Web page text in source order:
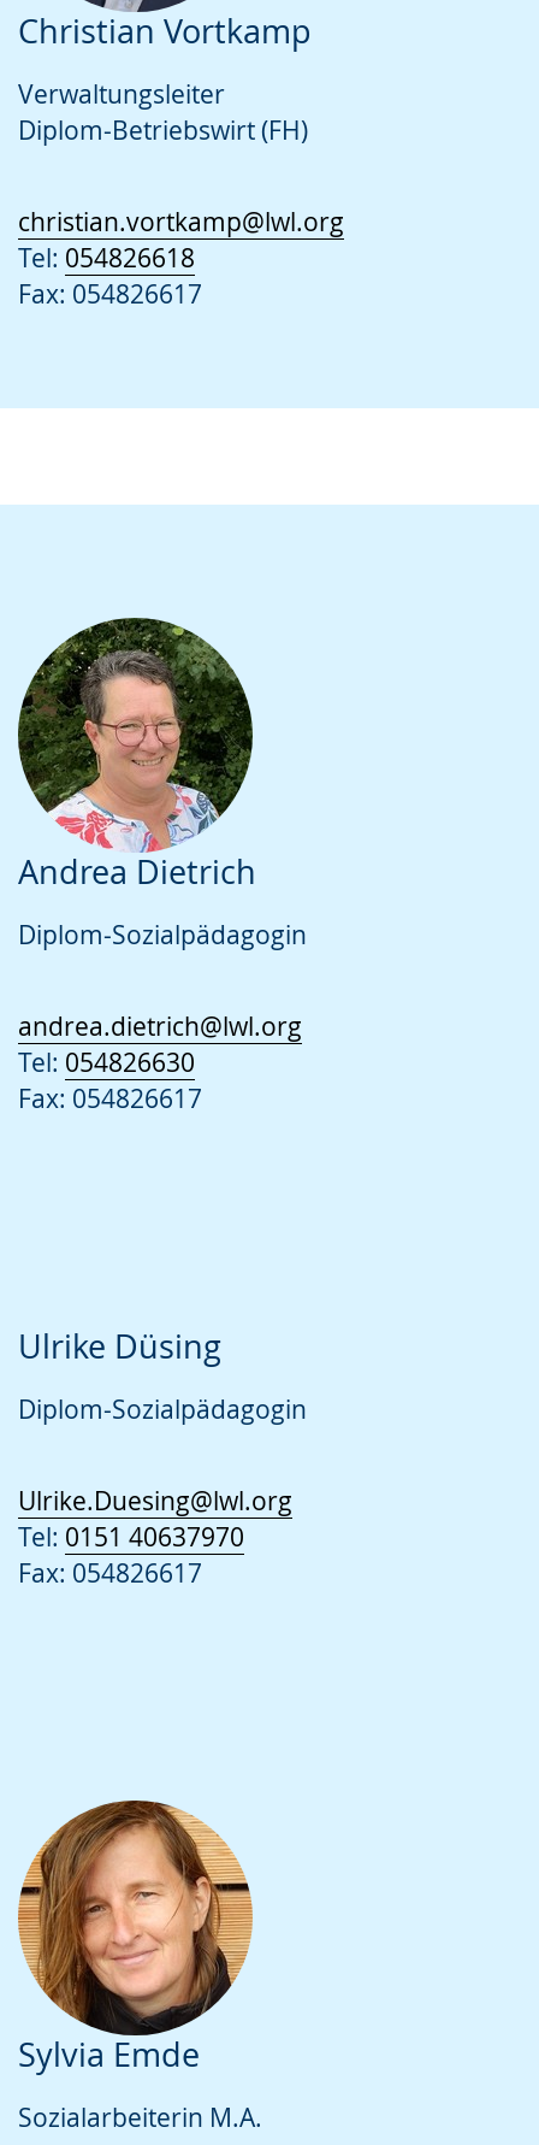
Christian Vortkamp
Verwaltungsleiter
Diplom-Betriebswirt (FH)
christian.vortkamp@lwl.org
Tel: 054826618
Fax: 054826617
Andrea Dietrich
Diplom-Sozialpädagogin
andrea.dietrich@lwl.org
Tel: 054826630
Fax: 054826617
Ulrike Düsing
Diplom-Sozialpädagogin
Ulrike.Duesing@lwl.org
Tel: 0151 40637970
Fax: 054826617
Sylvia Emde
Sozialarbeiterin M.A.